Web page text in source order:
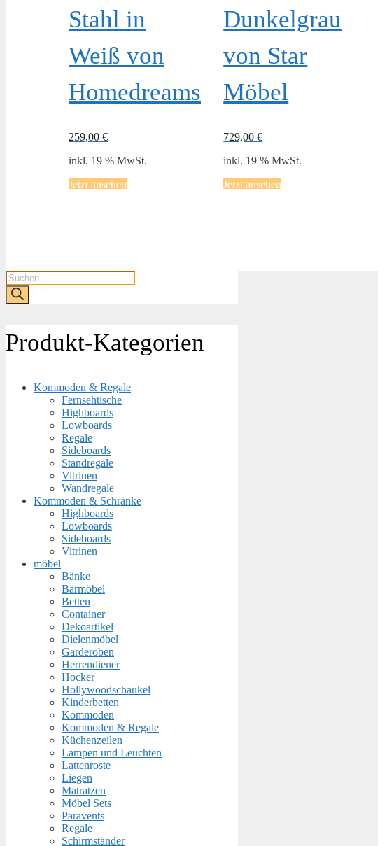
Stahl in
Weiß von
Homedreams
259,00 €
inkl. 19 % MwSt.
Jetzt ansehen
Dunkelgrau
von Star
Möbel
729,00€
inkl. 19 % MwSt.
Jetzt ansehen
Products
search
Produkt-Kategorien
Kommoden & Regale
Fernsehtische
Highboards
Lowboards
Regale
Sideboards
Standregale
Vitrinen
Wandregale
Kommoden & Schränke
Highboards
Lowboards
Sideboards
Vitrinen
möbel
Bänke
Barmöbel
Betten
Container
Dekoartikel
Dielenmöbel
Garderoben
Herrendiener
Hocker
Hollywoodschaukel
Kinderbetten
Kommoden
Kommoden & Regale
Küchenzeilen
Lampen und Leuchten
Lattenroste
Liegen
Matratzen
Möbel Sets
Paravents
Regale
Schirmständer